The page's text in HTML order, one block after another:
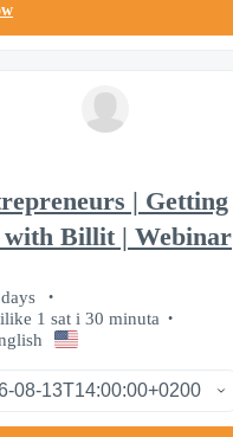
| Getting
with Billit | Webinar
1 sat i 30 minuta